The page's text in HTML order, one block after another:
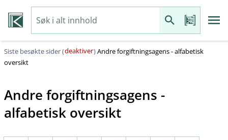
Siste besøkte sider (deaktiver)Andre forgiftningsagens - alfabetisk
oversikt
Andre forgiftningsagens -
alfabetisk oversikt